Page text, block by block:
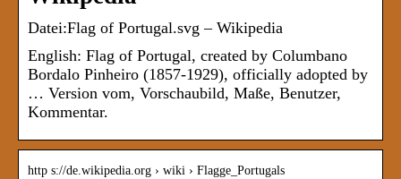
Datei:Flag of Portugal.svg – Wikipedia
English: Flag of Portugal, created by Columbano
Bordalo Pinheiro (1857-1929), officially adopted by
… Version vom, Vorschaubild, Maße, Benutzer,
Kommentar.
http s://de.wikipedia.org › wiki › Flagge_Portugals